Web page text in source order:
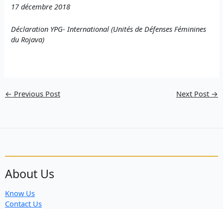
17 décembre 2018
Déclaration YPG- International (Unités de Défenses Féminines
du Rojava)
← Previous Post Next Post →
About Us
Know Us
Contact Us